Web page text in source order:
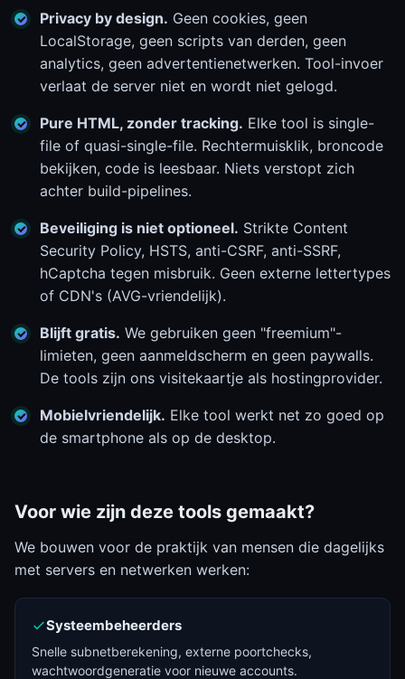
Privacy by design. Geen cookies, geen
LocalStorage, geen scripts van derden, geen
analytics, geen advertentienetwerken. Tool-invoer
verlaat de server niet en wordt niet gelogd.
Pure HTML, zonder tracking. Elke tool is single-
file of quasi-single-file. Rechtermuisklik, broncode
bekijken, code is leesbaar. Niets verstopt zich
achter build-pipelines.
Beveiliging is niet optioneel. Strikte Content
Security Policy, HSTS, anti-CSRF, anti-SSRF,
hCaptcha tegen misbruik. Geen externe lettertypes
of CDN's (AVG-vriendelijk).
Blijft gratis. We gebruiken geen "freemium"-
limieten, geen aanmeldscherm en geen paywalls.
De tools zijn ons visitekaartje als hostingprovider.
Mobielvriendelijk. Elke tool werkt net zo goed op
de smartphone als op de desktop.
Voor wie zijn deze tools gemaakt?
We bouwen voor de praktijk van mensen die dagelijks
met servers en netwerken werken:
Systeembeheerders
Snelle subnetberekening, externe poortchecks,
wachtwoordgeneratie voor nieuwe accounts.